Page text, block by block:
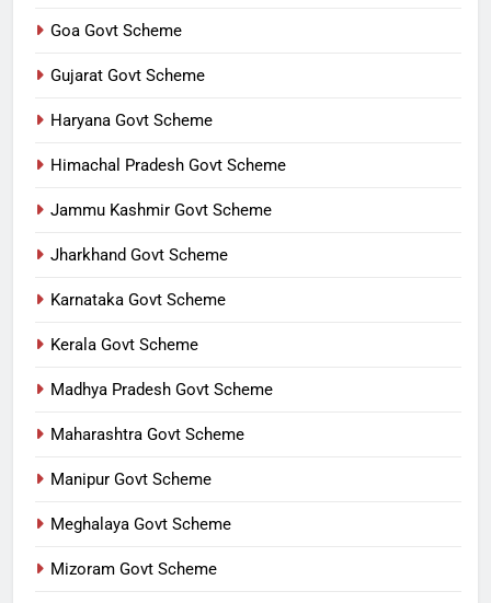
Goa Govt Scheme
Gujarat Govt Scheme
Haryana Govt Scheme
Himachal Pradesh Govt Scheme
Jammu Kashmir Govt Scheme
Jharkhand Govt Scheme
Karnataka Govt Scheme
Kerala Govt Scheme
Madhya Pradesh Govt Scheme
Maharashtra Govt Scheme
Manipur Govt Scheme
Meghalaya Govt Scheme
Mizoram Govt Scheme